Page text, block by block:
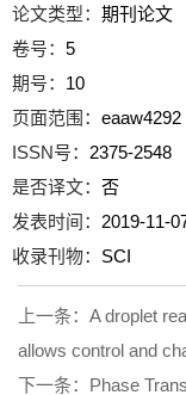
论文类型：期刊论文
卷号：5
期号： 10
页面范围：eaaw4292
ISSN号： 2375-2548
是否译文：否
发表时间： 2019-11-
收录刊物： SCI
上一条： A droplet
allows control and
下一条： Phase